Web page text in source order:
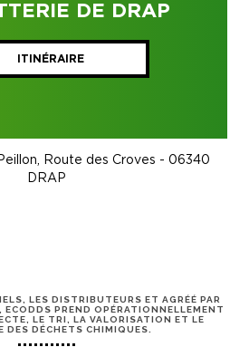
DE DRAP
ITINÉRAIRE
Route des Croves - 06340
DRAP
LES DISTRIBUTEURS ET AGRÉÉ PAR
PREND OPÉRATIONNELLEMENT
LE TRI, LA VALORISATION ET LE
DES DÉCHETS CHIMIQUES.